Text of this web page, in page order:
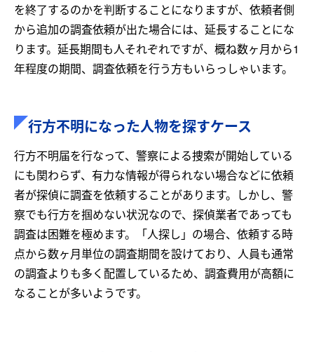
を終了するのかを判断することになりますが、依頼者側
から追加の調査依頼が出た場合には、延長することにな
ります。延長期間も人それぞれですが、概ね数ヶ月から1
年程度の期間、調査依頼を行う方もいらっしゃいます。
行方不明になった人物を探すケース
行方不明届を行なって、警察による捜索が開始している
にも関わらず、有力な情報が得られない場合などに依頼
者が探偵に調査を依頼することがあります。しかし、警
察でも行方を掴めない状況なので、探偵業者であっても
調査は困難を極めます。「人探し」の場合、依頼する時
点から数ヶ月単位の調査期間を設けており、人員も通常
の調査よりも多く配置しているため、調査費用が高額に
なることが多いようです。